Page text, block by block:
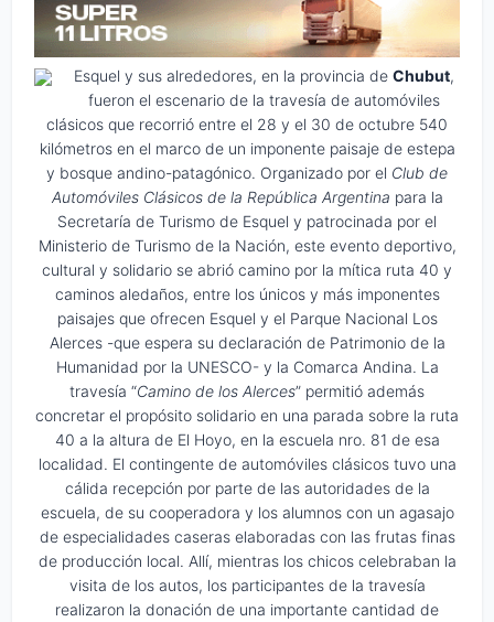
Esquel y sus alrededores, en la provincia de Chubut,
fueron el escenario de la travesía de automóviles
clásicos que recorrió entre el 28 y el 30 de octubre 540
kilómetros en el marco de un imponente paisaje de estepa
y bosque andino-patagónico. Organizado por el Club de
Automóviles Clásicos de la República Argentina para la
Secretaría de Turismo de Esquel y patrocinada por el
Ministerio de Turismo de la Nación, este evento deportivo,
cultural y solidario se abrió camino por la mítica ruta 40 y
caminos aledaños, entre los únicos y más imponentes
paisajes que ofrecen Esquel y el Parque Nacional Los
Alerces -que espera su declaración de Patrimonio de la
Humanidad por la UNESCO- y la Comarca Andina. La
travesía “Camino de los Alerces” permitió además
concretar el propósito solidario en una parada sobre la ruta
40 a la altura de El Hoyo, en la escuela nro. 81 de esa
localidad. El contingente de automóviles clásicos tuvo una
cálida recepción por parte de las autoridades de la
escuela, de su cooperadora y los alumnos con un agasajo
de especialidades caseras elaboradas con las frutas finas
de producción local. Allí, mientras los chicos celebraban la
visita de los autos, los participantes de la travesía
realizaron la donación de una importante cantidad de